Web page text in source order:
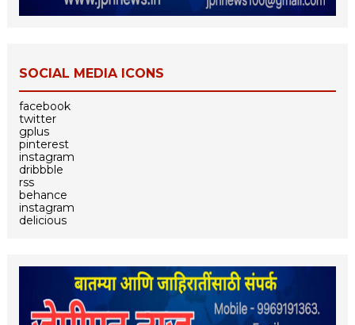
SOCIAL MEDIA ICONS
facebook
twitter
gplus
pinterest
instagram
dribbble
rss
behance
instagram
delicious